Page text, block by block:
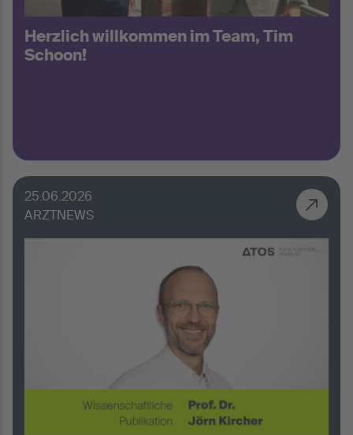
Herzlich willkommen im Team, Tim
Schoon!
25.06.2026
ARZTNEWS